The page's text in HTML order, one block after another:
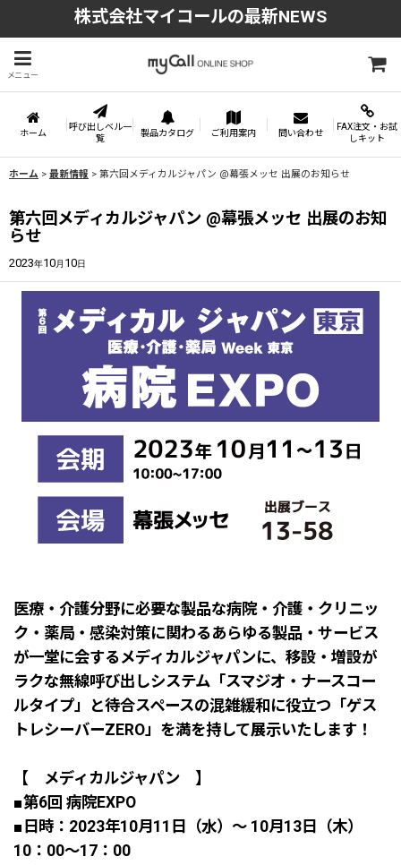
株式会社マイコールの最新NEWS
メニュー
ホーム
呼び出しベル一
覧
製品カタログ ご利用案内 問い合わせ
FAX注文・お試
しキット
ホーム > 最新情報 > 第六回メディカルジャパン @幕張メッセ 出展のお知らせ
第六回メディカルジャパン @幕張メッセ 出展のお知
らせ
2023年10月 10日
医療・介護分野に必要な製品な病院・介護・クリニッ
ク・薬局・感染対策に関わるあらゆる製品・サービス
が一堂に会するメディカルジャパンに、移設・増設が
ラクな無線呼び出しシステム「スマジオ・ナースコー
ルタイプ」と待合スペースの混雑緩和に役立つ「ゲス
トレシーバーZERO」を満を持して展示いたします！
【 メディカルジャパン 】
■第6回 病院EXPO
■日時：2023年10月11日（水）～ 10月13日（木）
10：00～17：00